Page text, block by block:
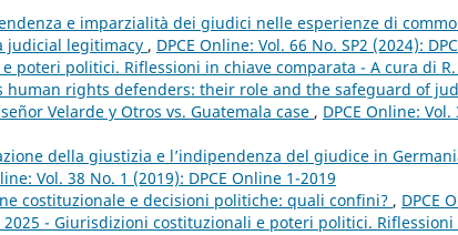
e imparzialità dei giudici nelle esperienze di
judicial legitimacy , DPCE Online: Vol. 66 No. SP2 (2024):
poteri politici. Riflessioni in chiave comparata - A cura di R.
human rights defenders: their role and the safeguard of
Velarde y Otros vs. Guatemala case , DPCE Online: Vol.
della giustizia e l’indipendenza del giudice in
Vol. 38 No. 1 (2019): DPCE Online 1-2019
costituzionale e decisioni politiche: quali confini? , DPCE
2025 - Giurisdizioni costituzionali e poteri politici.